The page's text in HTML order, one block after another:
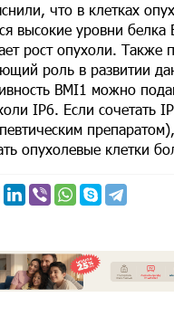
что в клетках
высокие уровни белка
рост опухоли. Также
роль в развитии
BMI1 можно
IP6. Если сочетать
опухолевые клетки